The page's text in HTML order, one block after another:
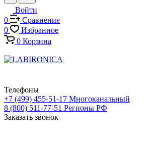
Войти
0
Сравнение
0
Избранное
0 Корзина
Телефоны
+7 (499) 455-51-17 Многоканальный
8 (800) 511-77-51 Регионы РФ
Заказать звонок